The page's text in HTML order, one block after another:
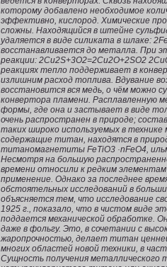
которому добавлено необходимое
эффективно, кислород. Химические
сложны. Находящийся в штейне
удаляется в виде силиката в шлаке:
восстанавливается до металла. При
реакции: 2Cu2S+3O2=2Cu2O+2SO2
реакциях тепло поддерживает в
излишним расход топлива. Вдувание
восстановится вся медь, о чём можно
конвертора пламени. Расплавленную
формы, где она и застывает в виде
очень распространен в природе;
таких широко используемых в
содержащие титан, находятся в
титаномагнетиты FeTiO3 ·nFeO4,
Несмотря на большую
времени относили к редким
применение. Однако за последнее
обстоятельных исследований в
объясняется тем, что исследование
1925 г., показало, что в чистом виде
поддается механической обработке.
даже в фольгу. Это, в сочетании с
жаропрочностью, делает титан
многих областей новой техники, в
Сущность получения металлического